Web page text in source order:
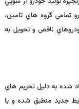
تمامي گروه هاي تامين،
ناقص و تحويل به
شده به دليل تحريم هاي
جديد منطبق شده و با